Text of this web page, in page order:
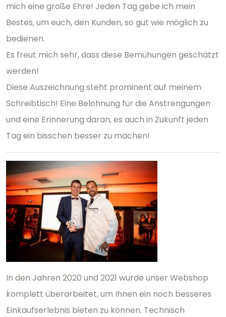
mich eine große Ehre! Jeden Tag gebe ich mein
Bestes, um euch, den Kunden, so gut wie möglich zu
bedienen.
Es freut mich sehr, dass diese Bemühungen geschätzt
werden!
Diese Auszeichnung steht prominent auf meinem
Schreibtisch! Eine Belohnung für die Anstrengungen
und eine Erinnerung daran, es auch in Zukunft jeden
Tag ein bisschen besser zu machen!
In den Jahren 2020 und 2021 wurde unser Webshop
komplett überarbeitet, um Ihnen ein noch besseres
Einkaufserlebnis bieten zu können. Technisch